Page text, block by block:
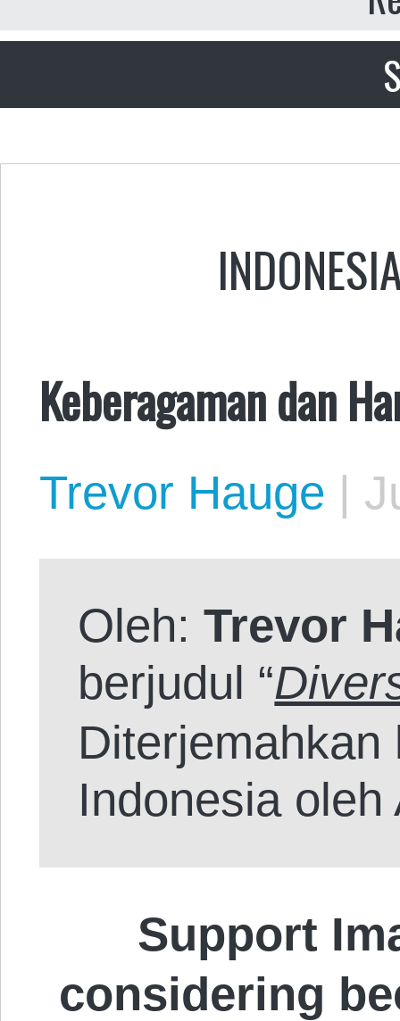
Keberagaman dan
Trevor Hauge |
Oleh:Trevor
berjudul “
Indonesia
Support
considering